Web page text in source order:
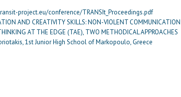
project.eu/conference/TRANSIt_Proceedings.pdf
AND CREATIVITY SKILLS: NON-VIOLENT COMMUNICATION
AT THE EDGE (TAE), TWO METHODICAL APPROACHES
1st Junior High School of Markopoulo, Greece